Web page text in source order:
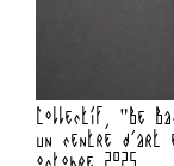
Collectif, "Be
un centre d'art